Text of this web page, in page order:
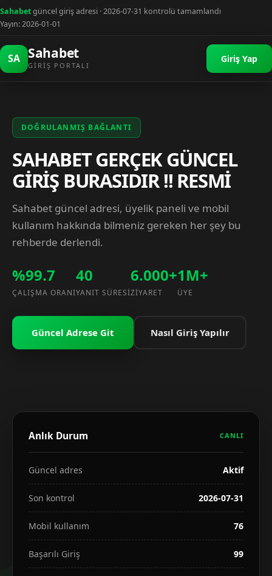
Sahabetgüncel giriş adresi · 2026-07-31 kontrolü tamamlandı
Yayın: 2026-01-01
SA Sahabet
GIRIŞ PORTALI
Giriş Yap
DOĞRULANMIŞ BAĞLANTI
SAHABET GERÇEK GÜNCEL
GİRİŞ BURASIDIR !! RESMİ
Sahabet güncel adresi, üyelik paneli ve mobil
kullanım hakkında bilmeniz gereken her şey bu
rehberde derlendi.
%99.7
ÇALIŞMA ORANI
40
YANIT SÜRESI
6.000+
ZIYARET
1M+
ÜYE
Güncel Adrese Git Nasıl Giriş Yapılır
Anlık Durum CANLI
Güncel adres Aktif
Son kontrol 2026-07-31
Mobil kullanım 76
Başarılı Giriş 99